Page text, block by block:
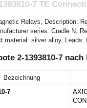
7 TE
Relays, Description:
series: Cradle N,
material: silver alloy,
2-1393810-7
Bezeichnung
7